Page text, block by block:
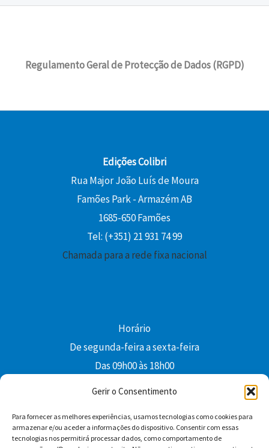
Gerir o Consentimento
Para fornecer as melhores experiências, usamos tecnologias como cookies para
armazenar e/ou aceder a informações do dispositivo. Consentir com essas
tecnologias nos permitirá processar dados, como comportamento de
Regulamento Geral de Protecção de Dados (RGPD)
Edições Colibri
Rua Major João Luís de Moura
Famões Park - Armazém AB
1685-650 Famões
Tel: (+351) 21 931 74 99
Chamada para a rede fixa nacional
Horário
De segunda-feira a sexta-feira
Das 09h00 às 18h00
Facebook YouTube Instagram
Whatsapp